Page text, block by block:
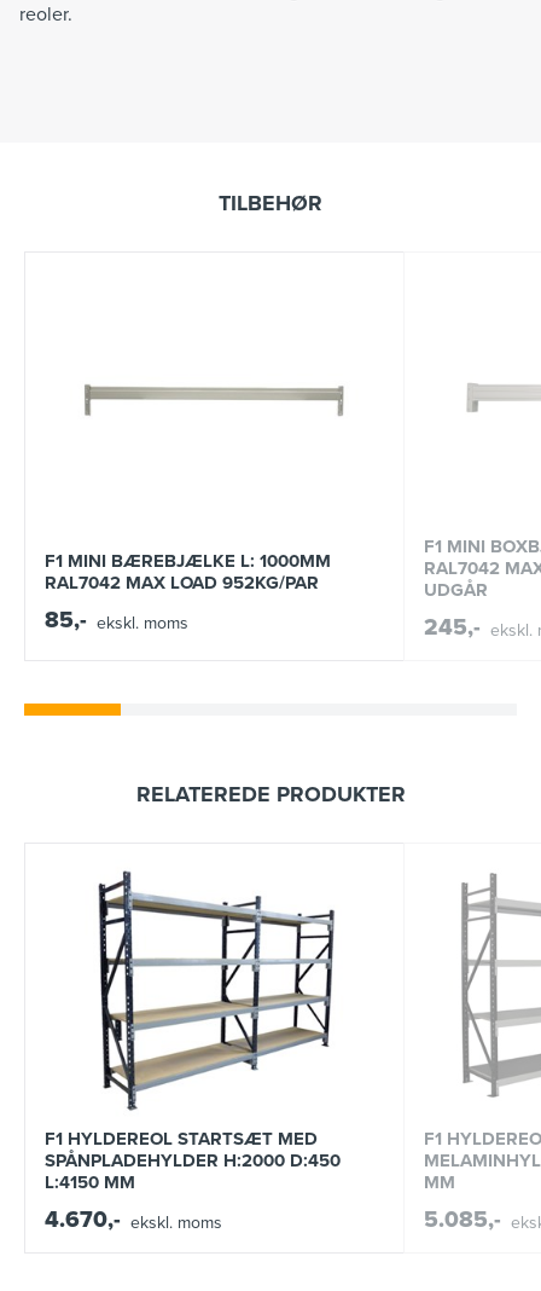
reoler.
TILBEHØR
F1 MINI BÆREBJÆLKE L: 1000MM
RAL7042 MAX LOAD 952KG/PAR
85,- ekskl. moms
F1 MINI
RAL7042
UDGÅR
245,- ekskl.
RELATEREDE PRODUKTER
F1 HYLDEREOL STARTSÆT MED
SPÅNPLADEHYLDER H:2000 D:450
L:4150 MM
4.670,- ekskl. moms
F1
MM
5.085,-